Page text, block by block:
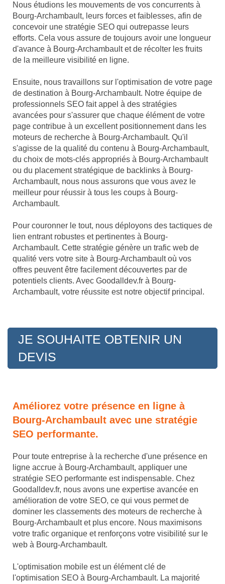
Nous étudions les mouvements de vos concurrents à
Bourg-Archambault, leurs forces et faiblesses, afin de
concevoir une stratégie SEO qui outrepasse leurs
efforts. Cela vous assure de toujours avoir une longueur
d'avance à Bourg-Archambault et de récolter les fruits
de la meilleure visibilité en ligne.
Ensuite, nous travaillons sur l'optimisation de votre page
de destination à Bourg-Archambault. Notre équipe de
professionnels SEO fait appel à des stratégies
avancées pour s'assurer que chaque élément de votre
page contribue à un excellent positionnement dans les
moteurs de recherche à Bourg-Archambault. Qu'il
s'agisse de la qualité du contenu à Bourg-Archambault,
du choix de mots-clés appropriés à Bourg-Archambault
ou du placement stratégique de backlinks à Bourg-
Archambault, nous nous assurons que vous avez le
meilleur pour réussir à tous les coups à Bourg-
Archambault.
Pour couronner le tout, nous déployons des tactiques de
lien entrant robustes et pertinentes à Bourg-
Archambault. Cette stratégie génère un trafic web de
qualité vers votre site à Bourg-Archambault où vos
offres peuvent être facilement découvertes par de
potentiels clients. Avec Goodalldev.fr à Bourg-
Archambault, votre réussite est notre objectif principal.
JE SOUHAITE OBTENIR UN
DEVIS
Améliorez votre présence en ligne à
Bourg-Archambault avec une stratégie
SEO performante.
Pour toute entreprise à la recherche d'une présence en
ligne accrue à Bourg-Archambault, appliquer une
stratégie SEO performante est indispensable. Chez
Goodalldev.fr, nous avons une expertise avancée en
amélioration de votre SEO, ce qui vous permet de
dominer les classements des moteurs de recherche à
Bourg-Archambault et plus encore. Nous maximisons
votre trafic organique et renforçons votre visibilité sur le
web à Bourg-Archambault.
L'optimisation mobile est un élément clé de
l'optimisation SEO à Bourg-Archambault. La majorité